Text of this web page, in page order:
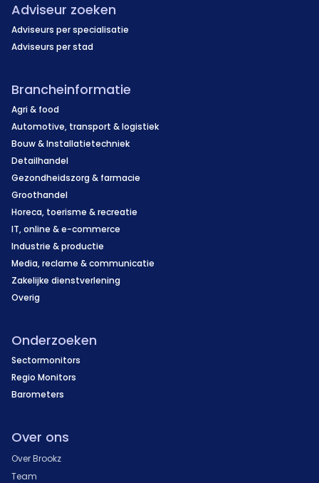
Adviseur zoeken
Adviseurs per specialisatie
Adviseurs per stad
Brancheinformatie
Agri & food
Automotive, transport & logistiek
Bouw & Installatietechniek
Detailhandel
Gezondheidszorg & farmacie
Groothandel
Horeca, toerisme & recreatie
IT, online & e-commerce
Industrie & productie
Media, reclame & communicatie
Zakelijke dienstverlening
Overig
Onderzoeken
Sectormonitors
Regio Monitors
Barometers
Over ons
Over Brookz
Team